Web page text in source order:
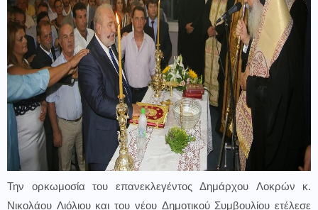
Την ορκωμοσία του επανεκλεγέντος Δημάρχου Λοκρών κ.
Νικολάου Λιόλιου και του νέου Δημοτικού Συμβουλίου ετέλεσε